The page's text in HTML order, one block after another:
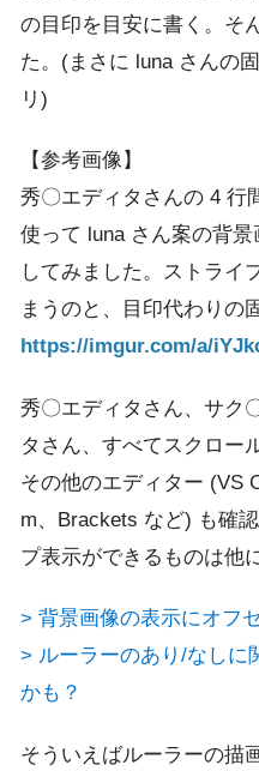
の目印を目安に書く。そ
た。(まさに luna さんの
リ)
【参考画像】
秀〇エディタさんの 4 行
使って luna さん案の背
してみました。ストライ
まうのと、目印代わりの
https://imgur.com/a/
秀〇エディタさん、サク
タさん、すべてスクロー
その他のエディター (VS
m、Brackets など) も確
プ表示ができるものは他
> 背景画像の表示にオフ
> ルーラーのあり/なしに
かも？
そういえばルーラーの描